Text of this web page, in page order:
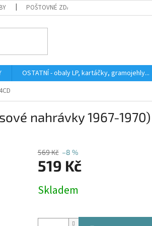
POŠTOVNÉ ZDARMA HODNOCENÍ
OSTATNÍ - obaly LP, kartáčky, gramojehly...
nahrávky 1967-
569 Kč –8 %
519 Kč
cena:
Skladem